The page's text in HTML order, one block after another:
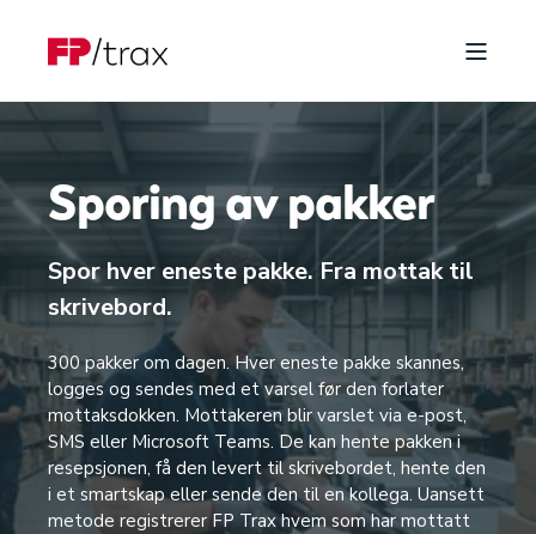
Sporing av pakker
Spor hver eneste pakke. Fra mottak til
skrivebord.
300 pakker om dagen. Hver eneste pakke skannes,
logges og sendes med et varsel før den forlater
mottaksdokken. Mottakeren blir varslet via e-post,
SMS eller Microsoft Teams. De kan hente pakken i
resepsjonen, få den levert til skrivebordet, hente den
i et smartskap eller sende den til en kollega. Uansett
metode registrerer FP Trax hvem som har mottatt